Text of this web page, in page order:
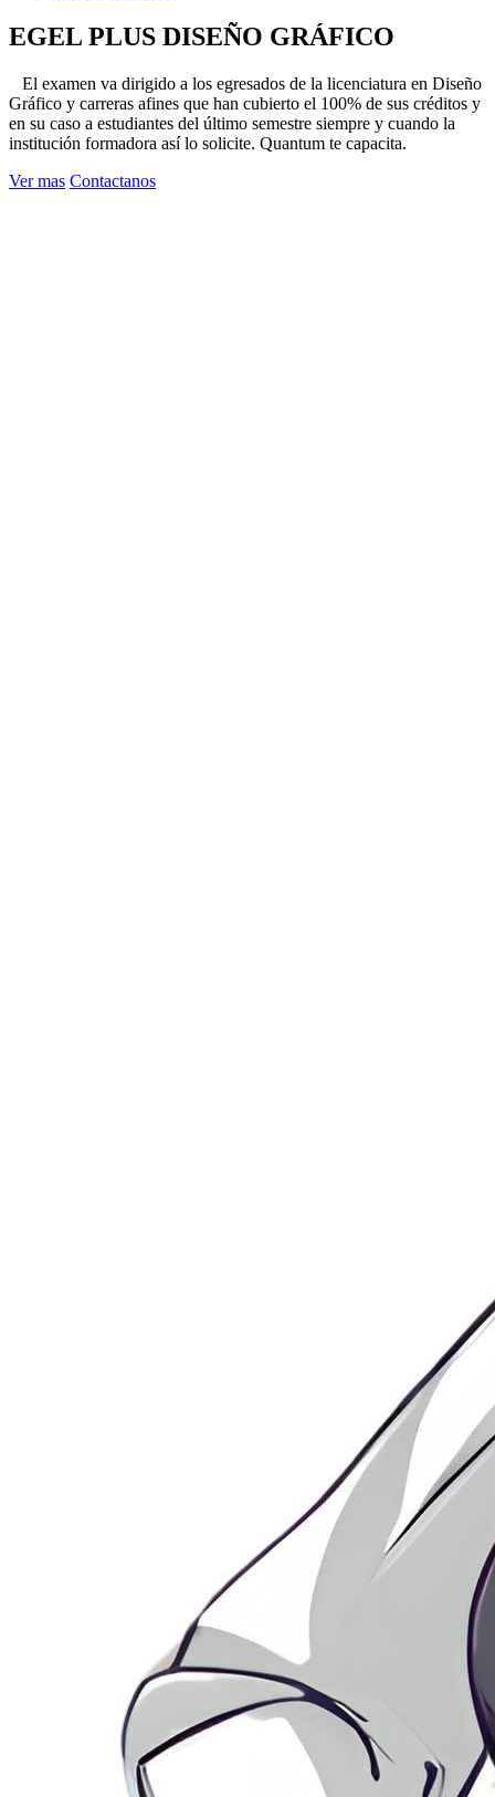
EGEL PLUS DISEÑO GRÁFICO
El examen va dirigido a los egresados de la licenciatura en Diseño
Gráfico y carreras afines que han cubierto el 100% de sus créditos y
en su caso a estudiantes del último semestre siempre y cuando la
institución formadora así lo solicite. Quantum te capacita.
Ver mas Contactanos